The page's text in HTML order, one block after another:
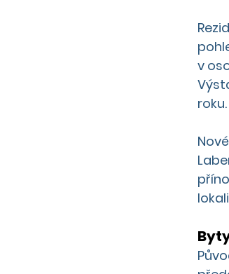
v
roku.